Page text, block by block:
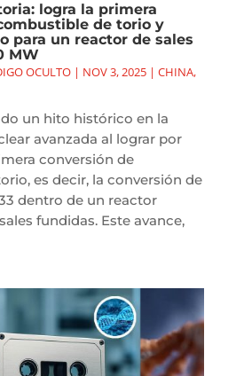
logra la primera
de torio y
para un reactor de sales
MW
OCULTO| NOV 3, 2025| CHINA,
un hito histórico en la
avanzada al lograr por
conversión de
es decir, la conversión de
dentro de un reactor
fundidas. Este avance,